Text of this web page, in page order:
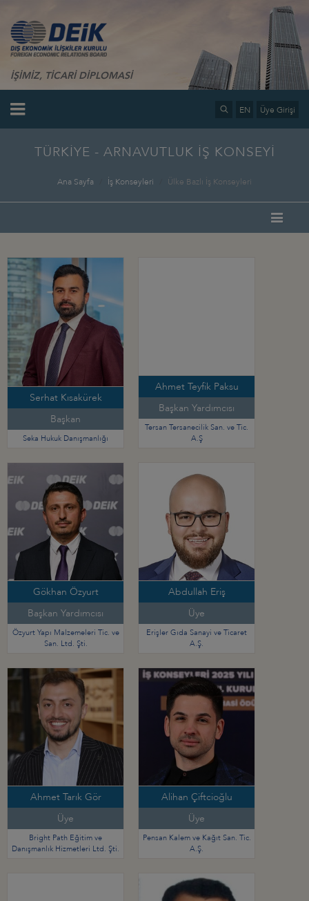
İŞİMİZ, TİCARİ DİPLOMASİ
EN Üye Girişi
TÜRKİYE - ARNAVUTLUK İŞ KONSEYİ
Ana Sayfa İş Konseyleri Ülke Bazlı İş Konseyleri
Serhat Kısakürek
Başkan
Seka Hukuk Danışmanlığı
Ahmet Teyfik Paksu
Başkan Yardımcısı
Tersan Tersanecilik San. ve Tic.
A.Ş
Gökhan Özyurt
Başkan Yardımcısı
Özyurt Yapı Malzemeleri Tic. ve
San. Ltd. Şti.
Abdullah Eriş
Üye
Erişler Gıda Sanayi ve Ticaret
A.Ş.
Ahmet Tarık Gör
Üye
Bright Path Eğitim ve
Danışmanlık Hizmetleri Ltd. Şti.
Alihan Çiftcioğlu
Üye
Pensan Kalem ve Kağıt San. Tic.
A.Ş.